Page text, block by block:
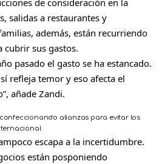
salidas a restaurantes y
además, están recurriendo
cubrir sus gastos.
pasado el gasto se ha estancado.
refleja temor y eso afecta el
añade Zandi.
alianzas para evitar los
escapa a la incertidumbre.
están posponiendo